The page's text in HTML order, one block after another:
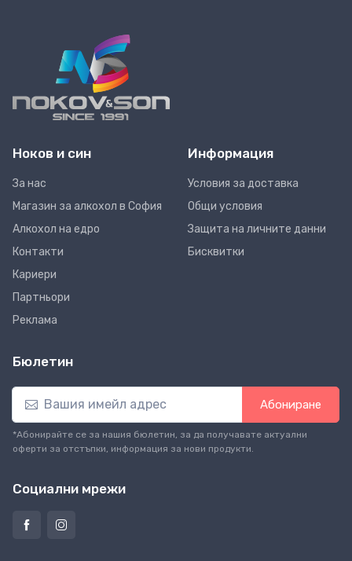
Ноков и син
За нас
Магазин за алкохол в София
Алкохол на едро
Контакти
Кариери
Партньори
Реклама
Информация
Условия за доставка
Общи условия
Защита на личните данни
Бисквитки
Бюлетин
Абониране
*Абонирайте се за нашия бюлетин, за да получавате актуални
оферти за отстъпки, информация за нови продукти.
Социални мрежи